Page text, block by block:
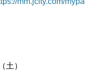
土）